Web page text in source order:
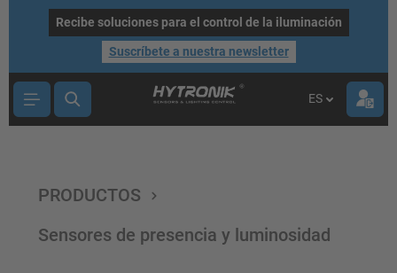
principal
Recibe soluciones para el control de la iluminación
Suscríbete a nuestra newsletter
ES
PRODUCTOS
Sensores de presencia y luminosidad